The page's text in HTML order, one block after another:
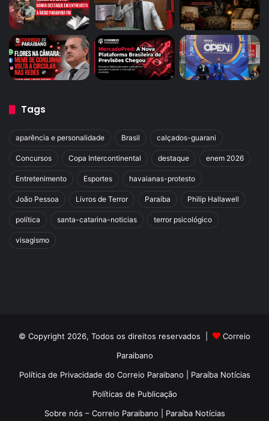
Tags
aparência e personalidade Brasil calçados-guarani
Concursos Copa Intercontinental destaque enem 2026
Entretenimento Esportes havaianas-protesto
João Pessoa Livros de Terror Paraíba Philip Hallawell
política santa-catarina-noticias terror psicológico
visagismo
© Copyright 2026, Todos os direitos reservados |
Correio
Paraibano
Política de Privacidade do Correio Paraibano | Paraíba Notícias
Políticas de Publicação
Sobre nós – Correio Paraibano | Paraíba Notícias